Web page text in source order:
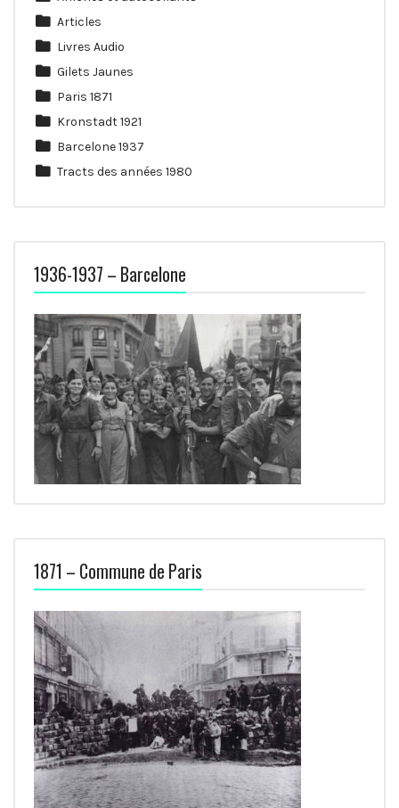
Articles
Livres Audio
Gilets Jaunes
Paris 1871
Kronstadt 1921
Barcelone 1937
Tracts des années 1980
1936-1937 – Barcelone
1871 – Commune de Paris